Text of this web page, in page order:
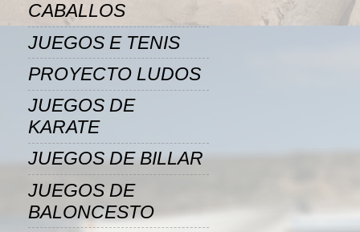
CABALLOS
JUEGOS E TENIS
PROYECTO LUDOS
JUEGOS DE
KARATE
JUEGOS DE BILLAR
JUEGOS DE
BALONCESTO